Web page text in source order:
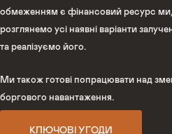
обмеженням є фінансовий ресурс ми,
розглянемо усі наявні варіанти
та реалізуємо його.
Ми також готові попрацювати над
боргового навантаження.
КЛЮЧОВІ УГОДИ